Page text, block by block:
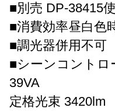
■別売 DP-38415
■消費効率昼白色
■調光器併用不可
■シーンコントロ
39VA
定格光束 3420lm